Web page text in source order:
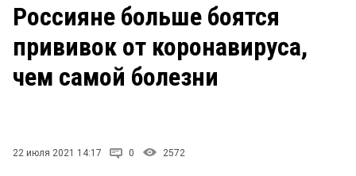
ЗАКОН
НОВОСТИ КОМПАНИЙ
Рейтинги
Блоги
Архив
Россияне больше боятся
прививок от коронавируса,
чем самой болезни
22 июля 2021 14:17 0 2572